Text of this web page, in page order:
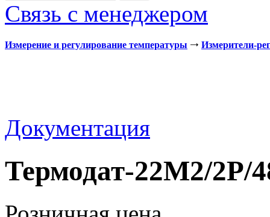
Связь с менеджером
Измерение и регулирование температуры Измерители-
Документация
Термодат-22M2/